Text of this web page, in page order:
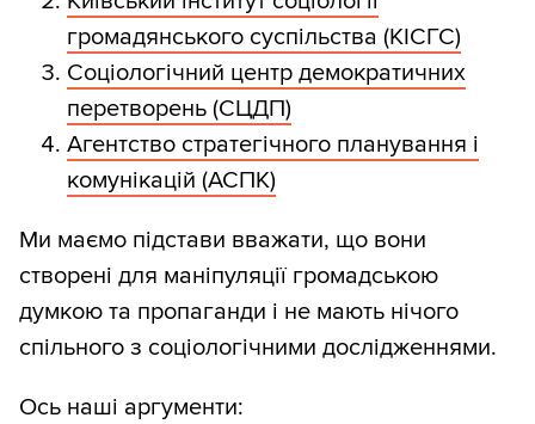
громадянського суспільства (КІСГС)
Соціологічний центр демократичних
перетворень (СЦДП)
Агентство стратегічного планування і
комунікацій (АСПК)
Ми маємо підстави вважати, що вони
створені для маніпуляції громадською
думкою та пропаганди і не мають нічого
спільного з соціологічними дослідженнями.
Ось наші аргументи: